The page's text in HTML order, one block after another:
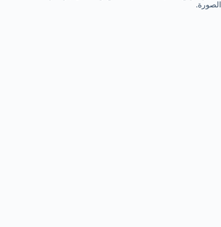
الصورة.